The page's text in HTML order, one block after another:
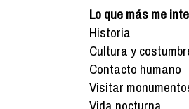
Lo que más me
Historia
Cultura y
Contacto humano
Visitar